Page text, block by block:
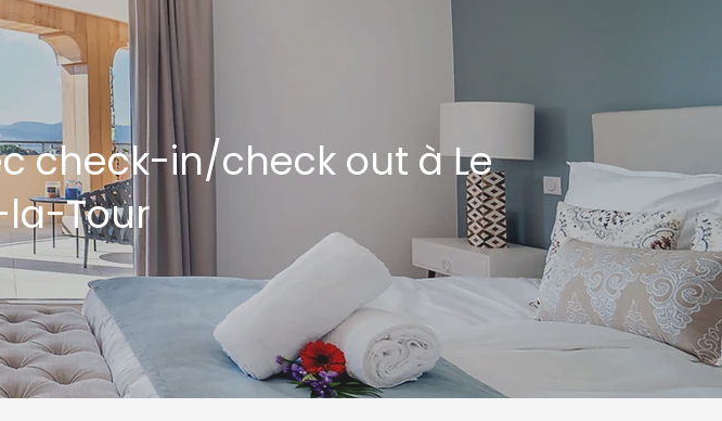
check-in/check out à Le
Tour